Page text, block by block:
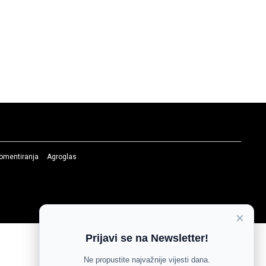
Agroglas
×
Prijavi se na Newsletter!
Ne propustite najvažnije vijesti dana.